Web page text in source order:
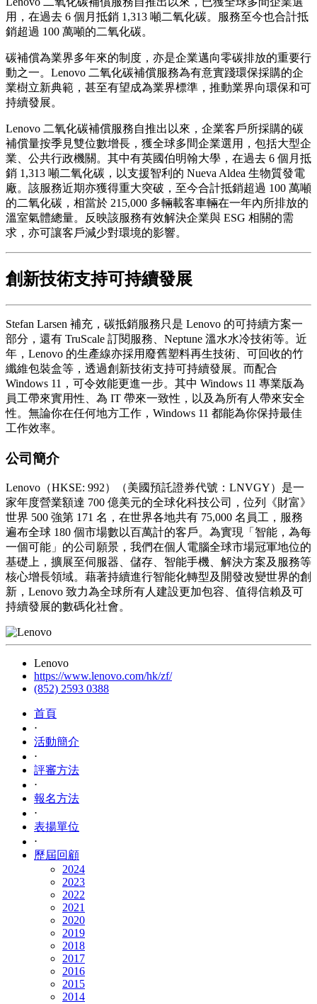
用，在過去 6 個月抵銷 1,313 噸二氧化碳。服務至今也合計抵
銷超過 100 萬噸的二氧化碳。
碳補償為業界多年來的制度，亦是企業邁向零碳排放的重要行
動之一。Lenovo 二氧化碳補償服務為有意實踐環保採購的企
業樹立新典範，甚至有望成為業界標準，推動業界向環保和可
持續發展。
Lenovo 二氧化碳補償服務自推出以來，企業客戶所採購的碳
補償量按季見雙位數增長，獲全球多間企業選用，包括大型企
業、公共行政機關。其中有英國伯明翰大學，在過去 6 個月抵
銷 1,313 噸二氧化碳，以支援智利的 Nueva Aldea 生物質發電
廠。該服務近期亦獲得重大突破，至今合計抵銷超過 100 萬噸
的二氧化碳，相當於 215,000 多輛載客車輛在一年內所排放的
溫室氣體總量。反映該服務有效解決企業與 ESG 相關的需
求，亦可讓客戶減少對環境的影響。
創新技術支持可持續發展
Stefan Larsen 補充，碳抵銷服務只是 Lenovo 的可持續方案一
部分，還有 TruScale 訂閱服務、Neptune 溫水水冷技術等。近
年，Lenovo 的生產線亦採用廢舊塑料再生技術、可回收的竹
纖維包裝盒等，透過創新技術支持可持續發展。而配合
Windows 11，可令效能更進一步。其中 Windows 11 專業版為
員工帶來實用性、為 IT 帶來一致性，以及為所有人帶來安全
性。無論你在任何地方工作，Windows 11 都能為你保持最佳
工作效率。
公司簡介
Lenovo（HKSE: 992）（美國預託證券代號：LNVGY）是一
家年度營業額達 700 億美元的全球化科技公司，位列《財富》
世界 500 強第 171 名，在世界各地共有 75,000 名員工，服務
遍布全球 180 個市場數以百萬計的客戶。為實現「智能，為每
一個可能」的公司願景，我們在個人電腦全球市場冠軍地位的
基礎上，擴展至伺服器、儲存、智能手機、解決方案及服務等
核心增長領域。藉著持續進行智能化轉型及開發改變世界的創
新，Lenovo 致力為全球所有人建設更加包容、值得信賴及可
持續發展的數碼化社會。
Lenovo
https://www.lenovo.com/hk/zf/
(852) 2593 0388
首頁
⋅
活動簡介
⋅
評審方法
⋅
報名方法
⋅
表揚單位
⋅
歷屆回顧
2024
2023
2022
2021
2020
2019
2018
2017
2016
2015
2014